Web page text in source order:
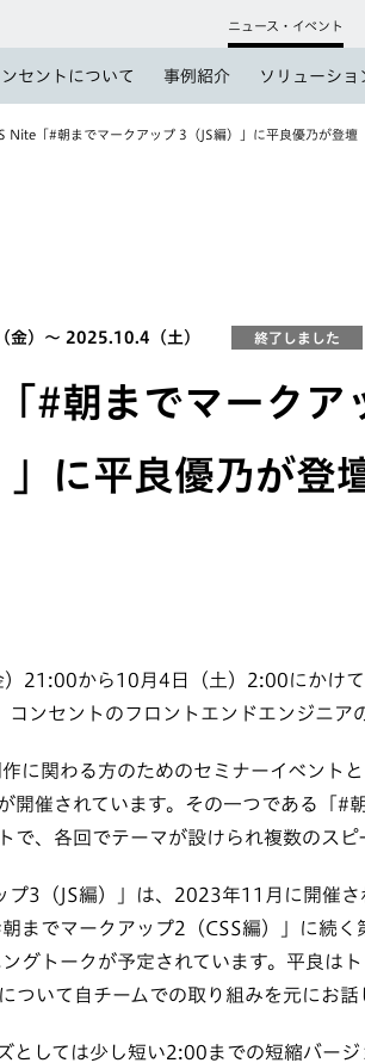
セントについて 事例紹介 ソリューショ
ニュース・イベント
Nite「#朝までマークアップ 3（JS編）」に平良優乃が登壇
）〜 2025.10.4（土） 終了しました
#朝までマークア
」に平良優乃が登
21:00から10月4日（土）2:00にかけ
コンセントのフロントエンドエンジニア
に関わる方のためのセミナーイベント
開催されています。その一つである「#
で、各回でテーマが設けられ複数のスピ
プ3（JS編）」は、2023年11月に開催
までマークアップ2（CSS編）」に続く
グトークが予定されています。平良は
ついて自チームでの取り組みを元にお話
としては少し短い2:00までの短縮バージ